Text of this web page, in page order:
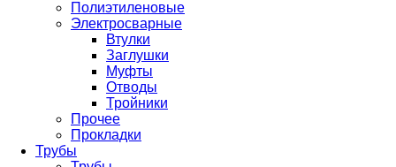
Полиэтиленовые
Электросварные
Втулки
Заглушки
Муфты
Отводы
Тройники
Прочее
Прокладки
Трубы